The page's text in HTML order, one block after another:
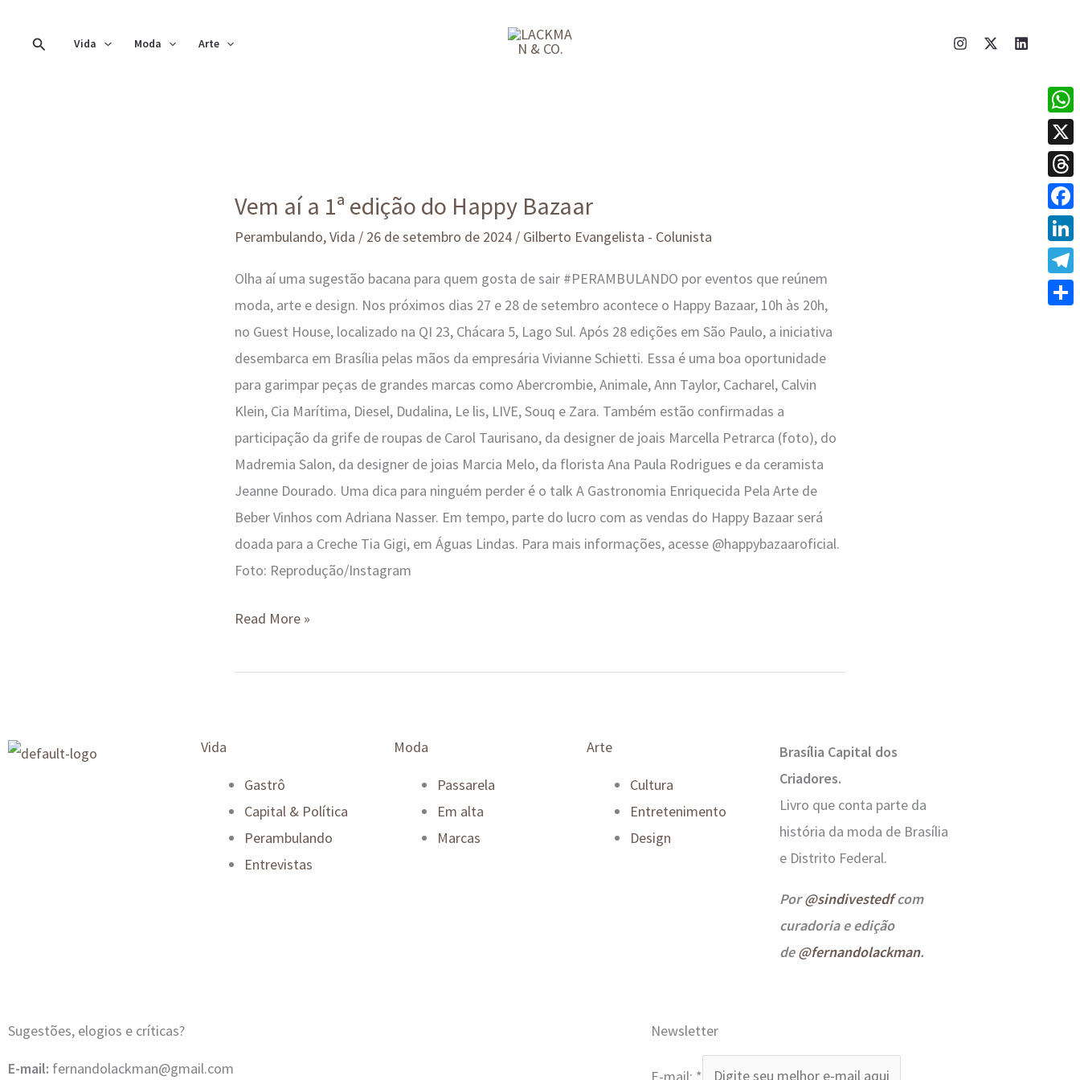
Pesquisar
Vida Moda Arte
Vem aí a 1ª edição do Happy Bazaar
Perambulando,Vida / 26 de setembro de 2024 / Gilberto Evangelista - Colunista
Olha aí uma sugestão bacana para quem gosta de sair #PERAMBULANDO por eventos que reúnem
moda, arte e design. Nos próximos dias 27 e 28 de setembro acontece o Happy Bazaar, 10h às 20h,
no Guest House, localizado na QI 23, Chácara 5, Lago Sul. Após 28 edições em São Paulo, a iniciativa
desembarca em Brasília pelas mãos da empresária Vivianne Schietti. Essa é uma boa oportunidade
para garimpar peças de grandes marcas como Abercrombie, Animale, Ann Taylor, Cacharel, Calvin
Klein, Cia Marítima, Diesel, Dudalina, Le lis, LIVE, Souq e Zara. Também estão confirmadas a
participação da grife de roupas de Carol Taurisano, da designer de joais Marcella Petrarca (foto), do
Madremia Salon, da designer de joias Marcia Melo, da florista Ana Paula Rodrigues e da ceramista
Jeanne Dourado. Uma dica para ninguém perder é o talk A Gastronomia Enriquecida Pela Arte de
Beber Vinhos com Adriana Nasser. Em tempo, parte do lucro com as vendas do Happy Bazaar será
doada para a Creche Tia Gigi, em Águas Lindas. Para mais informações, acesse @happybazaaroficial.
Foto: Reprodução/Instagram
a
1ª
do
Happy
Bazaar
Read More »
Vida
Gastrô
Capital & Política
Perambulando
Entrevistas
Moda
Passarela
Em alta
Marcas
Arte
Cultura
Entretenimento
Design
Brasília Capital dos
Criadores.
Livro que conta parte da
história da moda de Brasília
e Distrito Federal.
Por@sindivestedfcom
curadoria e edição
de@fernandolackman.
Sugestões, elogios e críticas?
E-mail: fernandolackman@gmail.com
Newsletter
E-mail: *
X